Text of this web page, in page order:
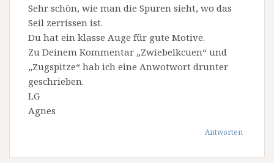
Sehr schön, wie man die Spuren sieht, wo das
Seil zerrissen ist.
Du hat ein klasse Auge für gute Motive.
Zu Deinem Kommentar „Zwiebelkcuen“ und
„Zugspitze“ hab ich eine Anwotwort drunter
geschrieben.
LG
Agnes
Antworten